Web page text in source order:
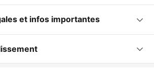
et infos importantes